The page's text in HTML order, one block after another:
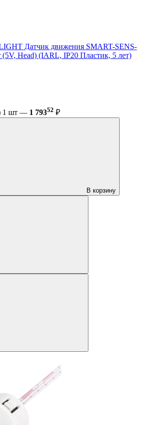
Датчик движения SMART-SENS-
(5V, Head) (IARL, IP20 Пластик, 5 лет)
1 шт — 1 79352 ₽
В корзину